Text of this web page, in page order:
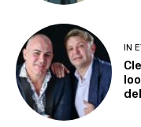
IN